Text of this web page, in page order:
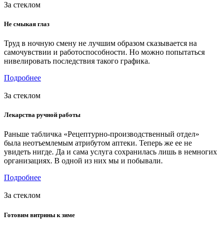
За стеклом
Не смыкая глаз
Труд в ночную смену не лучшим образом сказывается на
самочувствии и работоспособности. Но можно попытаться
нивелировать последствия такого графика.
Подробнее
За стеклом
Лекарства ручной работы
Раньше табличка «Рецептурно-производственный отдел»
была неотъемлемым атрибутом аптеки. Теперь же ее не
увидеть нигде. Да и сама услуга сохранилась лишь в немногих
организациях. В одной из них мы и побывали.
Подробнее
За стеклом
Готовим витрины к зиме